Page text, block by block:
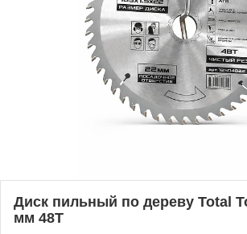
Диск пильный по дереву Total
мм 48T